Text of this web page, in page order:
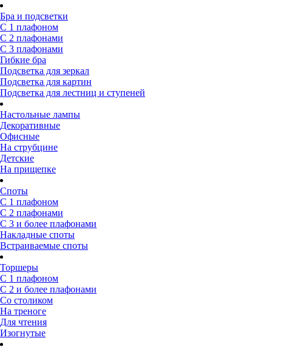
Бра и подсветки
С 1 плафоном
С 2 плафонами
С 3 плафонами
Гибкие бра
Подсветка для зеркал
Подсветка для картин
Подсветка для лестниц и ступеней
Настольные лампы
Декоративные
Офисные
На струбцине
Детские
На прищепке
Споты
С 1 плафоном
С 2 плафонами
С 3 и более плафонами
Накладные споты
Встраиваемые споты
Торшеры
С 1 плафоном
С 2 и более плафонами
Со столиком
На треноге
Для чтения
Изогнутые